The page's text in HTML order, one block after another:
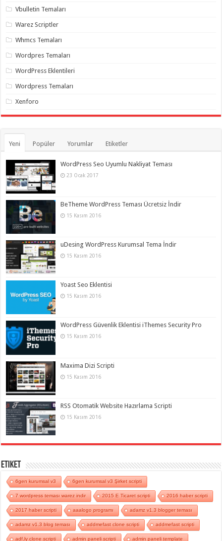
instagram
hilesi ,
Vbulletin Temaları
Warez Scriptler
Whmcs Temaları
Wordpres Temaları
WordPress Eklentileri
Wordpress Temaları
Xenforo
Yeni Popüler Yorumlar Etiketler
WordPress Seo Uyumlu Nakliyat Teması
23 Ocak 2017
BeTheme WordPress Teması Ücretsiz İndir
15 Kasım 2016
uDesing WordPress Kurumsal Tema İndir
15 Kasım 2016
Yoast Seo Eklentisi
15 Kasım 2016
WordPress Güvenlik Eklentisi iThemes Security Pro
15 Kasım 2016
Maxima Dizi Scripti
15 Kasım 2016
RSS Otomatik Website Hazırlama Scripti
15 Kasım 2016
Etiket
6gen kurumsal v3 6gen kurumsal v3 Şirket scripti
7 wordpress teması warez indir 2015 E Ticaret scripti 2016 haber scripti
2017 haber scripti aaalogo programı adamz v1.3 blogger teması
adamz v1.3 blog teması addmefast clone scripti addmefast scripti
adf.ly clone scripti admin paneli scripti admin paneli template